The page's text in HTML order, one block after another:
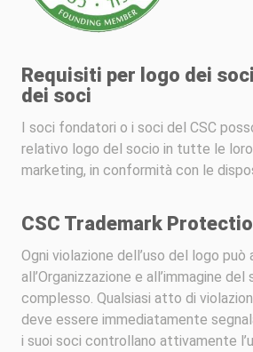
Requisiti per logo dei
dei soci
I soci fondatori o i soci del CSC
relativo logo del socio in tutte le
marketing, in conformità con le
CSC Trademark
Ogni violazione dell’uso del logo può
all’Organizzazione e all’immagine
complesso. Qualsiasi atto di
deve essere immediatamente
i suoi soci controllano attivamente